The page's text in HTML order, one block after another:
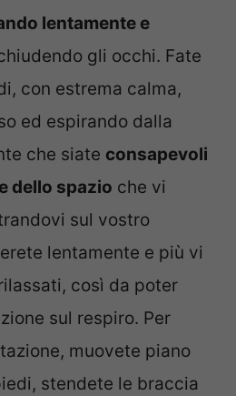
lentamente e
gli occhi. Fate
con estrema calma,
ed espirando dalla
che siate consapevoli
dello spazio che vi
sul vostro
lentamente e più vi
così da poter
sul respiro. Per
muovete piano
stendete le braccia